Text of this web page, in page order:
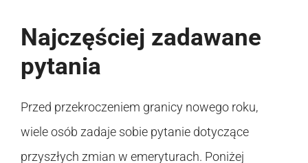
Najczęściej zadawane
pytania
Przed przekroczeniem granicy nowego roku,
wiele osób zadaje sobie pytanie dotyczące
przyszłych zmian w emeryturach. Poniżej